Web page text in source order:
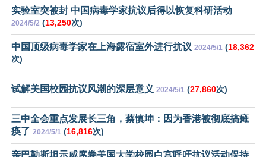
实验室突被封 中国病毒学家抗议后得以恢复科研活动
2024/5/2 (13,250次)
中国顶级病毒学家在上海露宿室外进行抗议 2024/5/1 (18,362
次)
试解美国校园抗议风潮的深层意义 2024/5/1 (27,860次)
三中全会重点发展长三角，蔡慎坤：因为香港被彻底搞瘫
痪了 2024/5/1 (16,816次)